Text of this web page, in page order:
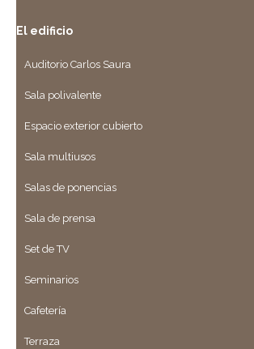
El edificio
Auditorio Carlos Saura
Sala polivalente
Espacio exterior cubierto
Sala multiusos
Salas de ponencias
Sala de prensa
Set de TV
Seminarios
Cafetería
Terraza